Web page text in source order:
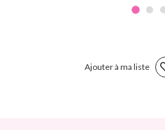
Ajouter à ma liste